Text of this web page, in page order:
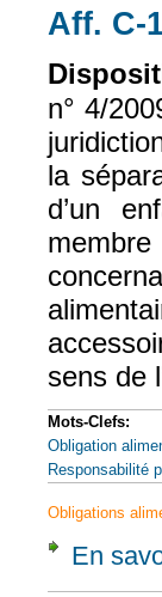
Aff. C-
n° 4/
la
d’un
sens de
Mots-Clefs:
Obligation
Responsabilité
Obligations
En